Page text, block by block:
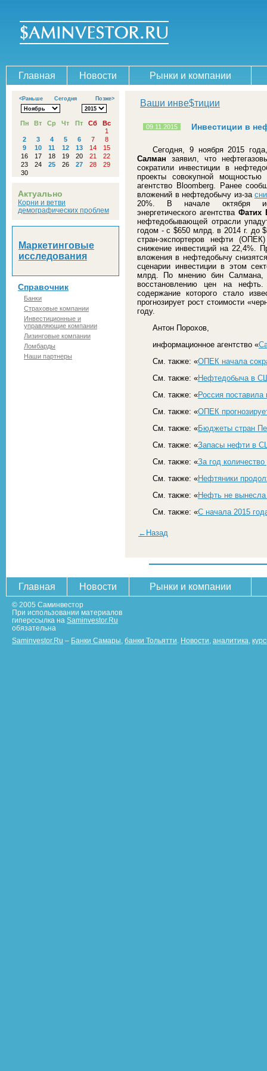
Главная Новости Рынки и компании
<Раньше Сегодня Позже>
Пн Вт Ср Чт Пт Сб
Вс
1
2
3 4 5 6 7
8
9
10 11 12 13 14
15
16
17 18 19 20 21
22
23
24 25 26 27 28
29
30
Актуально
Корни и ветви
демографических проблем
Маркетинговые
исследования
Справочник
Банки
Страховые компании
Инвестиционные и
управляющие компании
Лизинговые компании
Ломбарды
Наши партнеры
Ваши инве$тиции
09.11.2015 Инвестиции в
Сегодня, 9 ноября 2015
Салман заявил, что
сократили инвестиции в
проекты совокупной
агентство Bloomberg. Ранее
вложений в нефтедобычу из-за
20%. В начале октября
энергетического агентства Фатих
нефтедобывающей отрасли
годом - с $650 млрд. в 2014 г. до
стран-экспортеров нефти
снижение инвестиций на 22,4%.
вложения в нефтедобычу
сценарии инвестиции в этом
млрд. По мнению бин Салмана,
восстановлению цен на
содержание которого стало
прогнозирует рост стоимости
году.
Антон Порохов,
информационное агентство «
См. также: «ОПЕК начала
См. также: «Нефтедобыча в
См. также: «Россия
См. также: «ОПЕК
См. также: «Бюджеты стран
См. также: «Запасы нефти в
См. также: «За год
См. также: «Нефтяники
См. также: «Нефть не вынесла
См. также: «С начала 2015
←Назад
Главная Новости Рынки и компании
© 2005 Саминвестор
При использовании материалов
гиперссылка на Saminvestor.Ru
обязательна
Saminvestor.Ru – Банки Самары банки Тольятти Новости аналитика